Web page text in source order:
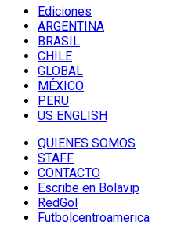
Ediciones
ARGENTINA
BRASIL
CHILE
GLOBAL
MÉXICO
PERU
US ENGLISH
QUIENES SOMOS
STAFF
CONTACTO
Escribe en Bolavip
RedGol
Futbolcentroamerica